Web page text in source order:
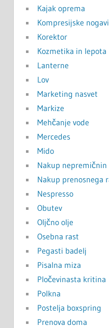
Kajak oprema
Kompresijske
Korektor
Kozmetika in lepota
Lanterne
Lov
Marketing nasvet
Markize
Mehčanje vode
Mercedes
Mido
Nakup nepremičnin
Nakup prenosnega
Nespresso
Obutev
Oljčno olje
Osebna rast
Pegasti badelj
Pisalna miza
Pločevinasta kritina
Polkna
Postelja boxspring
Prenova doma